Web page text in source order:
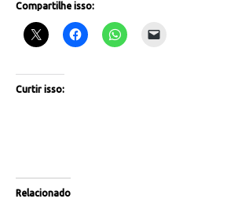
Compartilhe isso:
Curtir isso:
Relacionado